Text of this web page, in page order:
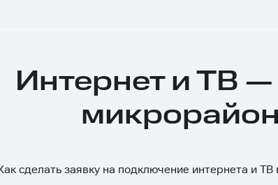
Интернет и ТВ
сделать заявку на подключение интернета и